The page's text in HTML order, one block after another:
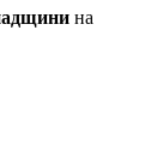
на